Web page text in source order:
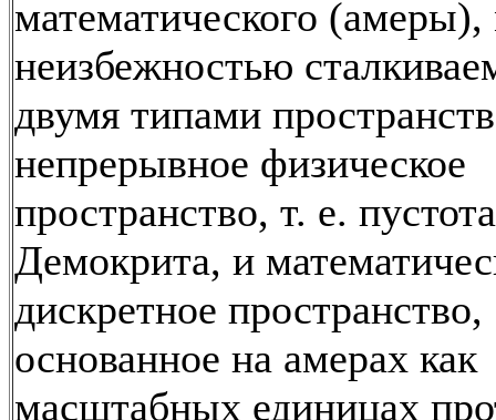
математического
неизбежностью
двумя типами
непрерывное физическое
пространство, т. е. пустота
Демокрита, и
дискретное пространство,
основанное на амерах как
масштабных единицах